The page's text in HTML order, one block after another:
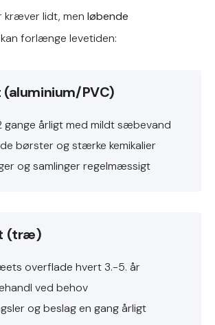
kræver lidt, men løbende
kan forlænge levetiden:
(aluminium/PVC)
gange årligt med mildt sæbevand
børster og stærke kemikalier
og samlinger regelmæssigt
(træ)
overflade hvert 3.-5. år
ved behov
og beslag en gang årligt